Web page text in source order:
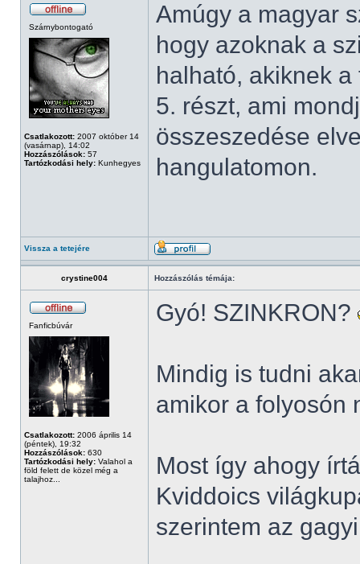
Szárnybontogató
Csatlakozott: 2007 október 14
(vasárnap), 14:02
Hozzászólások: 57
Tartózkodási hely: Kunhegyes
Amúgy a magyar
hogy azoknak a
halható, akiknek
5. részt, ami
összeszedése
hangulatomon.
Vissza a tetejére
crystine004 Hozzászólás témája:
Fanficbúvár
Csatlakozott: 2006 április 14
(péntek), 19:32
Hozzászólások: 630
Tartózkodási hely: Valahol a
föld felett de közel még a
talajhoz...
Gyó! SZINKRON?
Mindig is tudni
amikor a folyosón
Most így ahogy
Kviddoics
szerintem az